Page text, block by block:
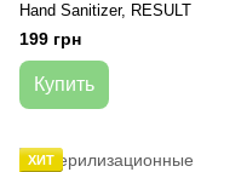
Hand Sanitizer, RESULT
199 грн
Купить
ХИТ